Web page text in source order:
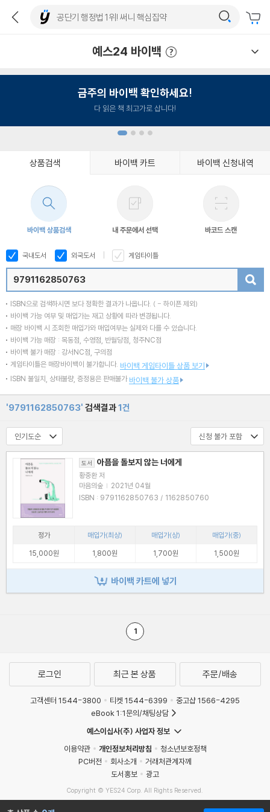
예스24 바이백
금주의 바이백 확인하세요!
다 읽은 책 최고가로 삽니다!
상품검색 바이백 카트 바이백 신청내역
바이백 상품검색 내 주문에서 선택 바코드 스캔
국내도서 외국도서 게임타이틀
ISBN으로 검색하시면 보다 정확한 결과가 나옵니다. ( - 하이픈 제외)
바이백 가능 여부 및 매입가는 재고 상황에 따라 변경됩니다.
매장 바이백 시 조회한 매입가와 매입여부는 실제와 다를 수 있습니다.
바이백 가능 매장 : 목동점, 수영점, 반월당점, 청주NC점
바이백 불가 매장 : 강서NC점, 구의점
게임타이틀은 매장바이백이 불가합니다. 바이백 게임타이틀 상품 보기
ISBN 불일치, 상태불량, 증정용은 판매불가 바이백 불가 상품
'9791162850763' 검색결과1건
도서 아픔을 돌보지 않는 너에게
황중환 저
마음의숲 | 2021년 04월
ISBN : 9791162850763 / 1162850760
정가 매입가(최상) 매입가(상)
매입가(중)
15,000원
1,800원 1,700원 1,500원
바이백 카트에 넣기
1
로그인 최근 본 상품 주문/배송
고객센터 1544-3800 티켓 1544-6399
중고샵 1566-4295
eBook 1:1문의/채팅상담
예스이십사(주) 사업자 정보
이용약관
개인정보처리방침
청소년보호정책
PC버전
회사소개
거래처관계자께
도서홍보
광고
Copyright © YES24 Corp. All Rights Reserved.
MATOM16